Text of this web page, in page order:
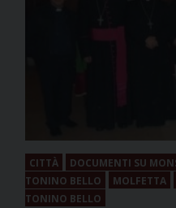
CITTÀ DOCUMENTI SU
TONINO BELLO
MOLFETTA
TONINO BELLO